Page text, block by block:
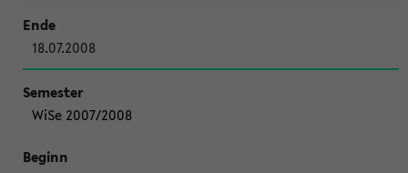
18.07.2008
WiSe 2007/2008